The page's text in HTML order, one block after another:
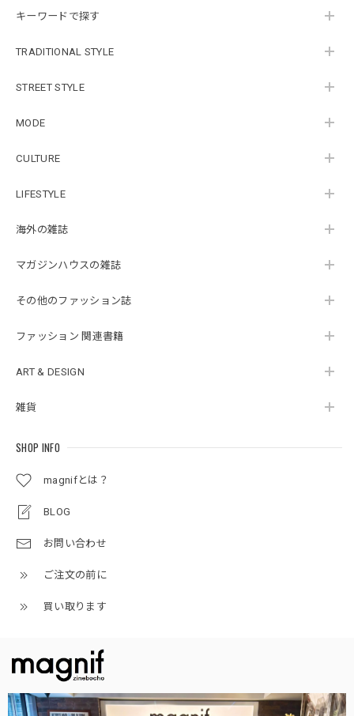
キーワードで探す
TRADITIONAL STYLE
STREET STYLE
MODE
CULTURE
LIFESTYLE
海外の雑誌
マガジンハウスの雑誌
その他のファッション誌
ファッション 関連書籍
ART & DESIGN
雑貨
SHOP INFO
magnifとは？
BLOG
お問い合わせ
ご注文の前に
買い取ります